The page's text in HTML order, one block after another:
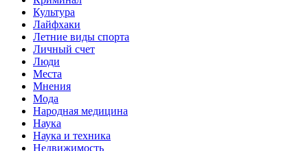
Культура
Лайфхаки
Летние виды спорта
Личный счет
Люди
Места
Мнения
Мода
Народная медицина
Наука
Наука и техника
Недвижимость